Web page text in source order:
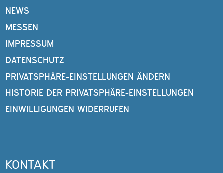
NEWS
MESSEN
IMPRESSUM
DATENSCHUTZ
PRIVATSPHÄRE-EINSTELLUNGEN ÄNDERN
HISTORIE DER PRIVATSPHÄRE-EINSTELLUNGEN
EINWILLIGUNGEN WIDERRUFEN
KONTAKT